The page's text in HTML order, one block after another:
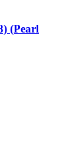
(Pearl